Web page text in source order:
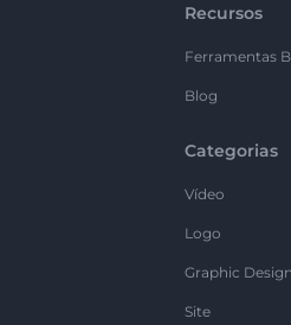
Recursos
Ferramentas
Blog
Categorias
Vídeo
Logo
Graphic Design
Site